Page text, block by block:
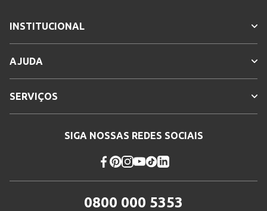
INSTITUCIONAL
AJUDA
SERVIÇOS
SIGA NOSSAS REDES SOCIAIS
0800 000 5353